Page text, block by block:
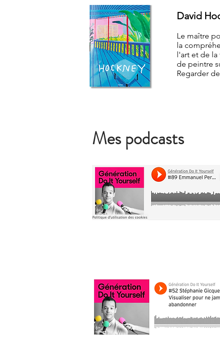
David
Le maître
la
l'art et de
de peintre
Regarder
Mes podcasts